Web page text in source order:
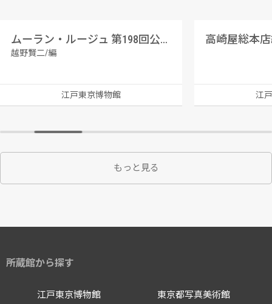
ムーラン・ルージュ 第198回公演番組
越野賢二/編
江戸東京博物館
高崎屋総本
江
もっと見る
所蔵館から探す
江戸東京博物館 東京都写真美術館